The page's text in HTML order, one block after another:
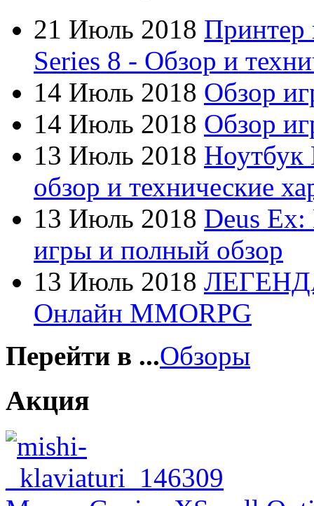
Dell
Dex(3)
Everest
Firtech
Flyper
Foxconn
Fujitsu
G-cube
Gelezka
Gembird
Gemix
Gigabyte
Globex
Goclever (8)
21 Июль 2018 Принтер
Series 8 - Обзор и
14 Июль 2018 Обзор
14 Июль 2018 Обзор
13 Июль 2018 Ноутбук
обзор и технические
13 Июль 2018 Deus
игры и полный обзор
13 Июль 2018
Онлайн MMORPG
Перейти в ...Обзоры
Акция